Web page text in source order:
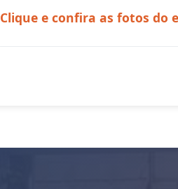
Clique e confira as fotos do